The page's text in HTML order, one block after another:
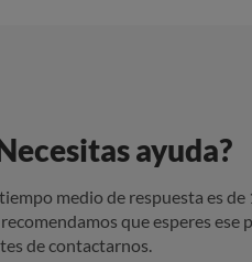
ayuda?
medio de respuesta es de
recomendamos que esperes ese
de contactarnos.